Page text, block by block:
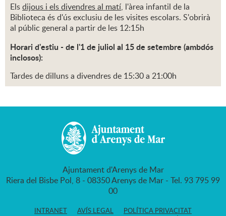
Elsdijous i els divendres al matí, l'àrea infantil de la
Biblioteca és d'ús exclusiu de les visites escolars. S'obrirà
al públic general a partir de les 12:15h
Horari d'estiu - de l'1 de juliol al 15 de setembre (ambdós
inclosos):
Tardes de dilluns a divendres de 15:30 a 21:00h
Ajuntament d'Arenys de Mar
Riera del Bisbe Pol, 8 - 08350 Arenys de Mar - Tel. 93 795 99
00
INTRANET AVÍS LEGAL
POLÍTICA PRIVACITAT